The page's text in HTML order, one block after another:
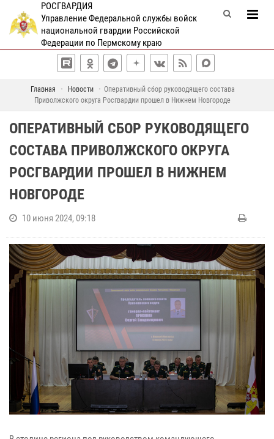
РОСГВАРДИЯ
Управление Федеральной службы войск
национальной гвардии Российской
Федерации по Пермскому краю
Главная Новости
Оперативный сбор руководящего состава
Приволжского округа Росгвардии прошел в Нижнем Новгороде
ОПЕРАТИВНЫЙ СБОР РУКОВОДЯЩЕГО
СОСТАВА ПРИВОЛЖСКОГО ОКРУГА
РОСГВАРДИИ ПРОШЕЛ В НИЖНЕМ
НОВГОРОДЕ
10 июня 2024, 09:18